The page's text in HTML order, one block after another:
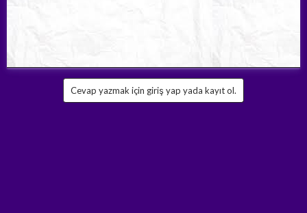
Cevap yazmak için giriş yap yada kayıt ol.